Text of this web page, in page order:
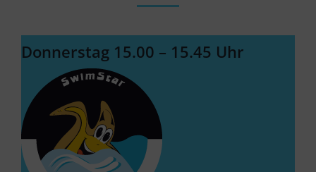
Donnerstag 15.00 – 15.45 Uhr